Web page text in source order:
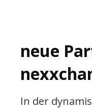
neue
In der